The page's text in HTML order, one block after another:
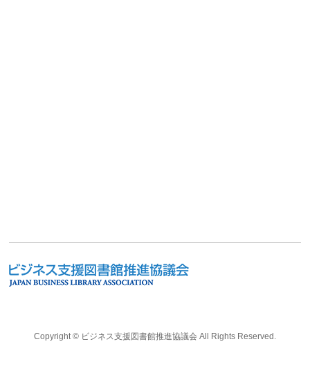
Copyright © ビジネス支援図書館推進協議会All Rights Reserved.